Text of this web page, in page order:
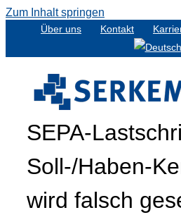
Zum Inhalt springen
Über uns Kontakt
SEPA-
Soll-/Haben-
wird falsch